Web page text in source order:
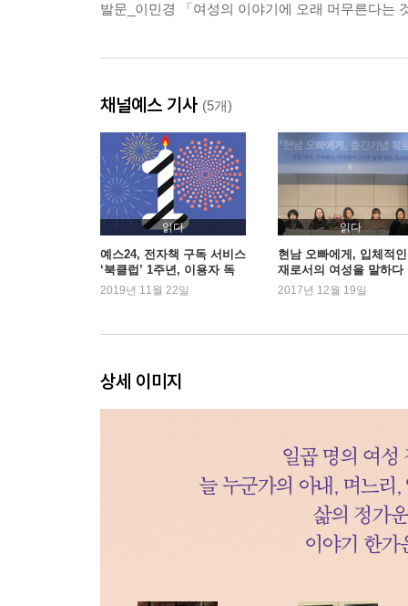
발문_이민경 「여성의 이야기에 오래 머무른다는
채널예스 기사 (5개)
읽다
예스24, 전자책 구독 서비스
‘북클럽’ 1주년, 이용자 독
서 행태 분석
2019년 11월 22일
읽다
현남 오빠에게, 입체적
재로서의 여성을 말하다
2017년 12월 19일
상세 이미지